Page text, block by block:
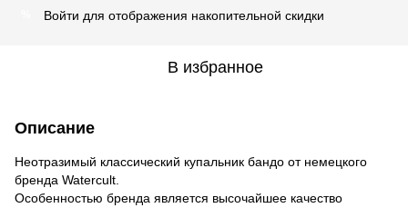
Войти для отображения накопительной скидки
В избранное
Описание
Неотразимый классический купальник бандо от немецкого
бренда Watercult.
Особенностью бренда является высочайшее качество